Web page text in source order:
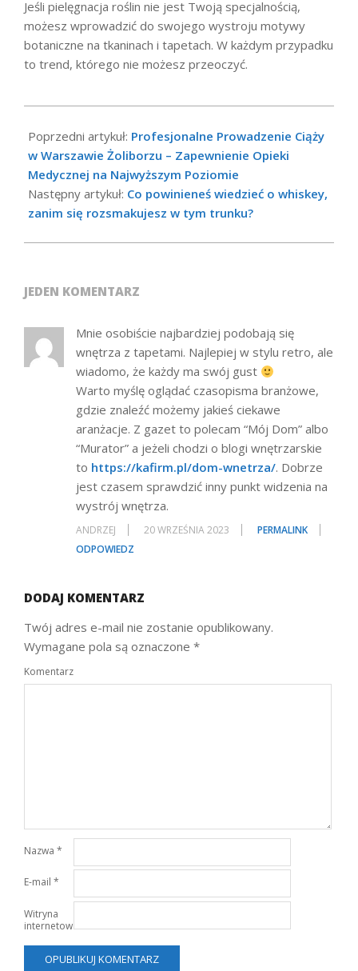
Jeśli pielęgnacja roślin nie jest Twoją specjalnością,
możesz wprowadzić do swojego wystroju motywy
botaniczne na tkaninach i tapetach. W każdym przypadku
to trend, którego nie możesz przeoczyć.
08-
28
Poprzedni artykuł: Profesjonalne Prowadzenie Ciąży
w Warszawie Żoliborzu – Zapewnienie Opieki
Medycznej na Najwyższym Poziomie
Następny artykuł: Co powinieneś wiedzieć o whiskey,
zanim się rozsmakujesz w tym trunku?
JEDEN KOMENTARZ
Mnie osobiście najbardziej podobają się
wnętrza z tapetami. Najlepiej w stylu retro, ale
wiadomo, że każdy ma swój gust
Warto myślę oglądać czasopisma branżowe,
gdzie znaleźć możemy jakieś ciekawe
aranżacje. Z gazet to polecam “Mój Dom” albo
“Murator” a jeżeli chodzi o blogi wnętrzarskie
to https://kafirm.pl/dom-wnetrza/. Dobrze
jest czasem sprawdzić inny punkt widzenia na
wystrój wnętrza.
ANDRZEJ 20 WRZEŚNIA 2023
PERMALINK
ODPOWIEDZ
DODAJ KOMENTARZ
Twój adres e-mail nie zostanie opublikowany.
Wymagane pola są oznaczone *
Komentarz
Nazwa *
E-mail *
Witryna
internetowa